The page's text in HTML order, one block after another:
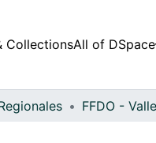
CollectionsAll of DSpace